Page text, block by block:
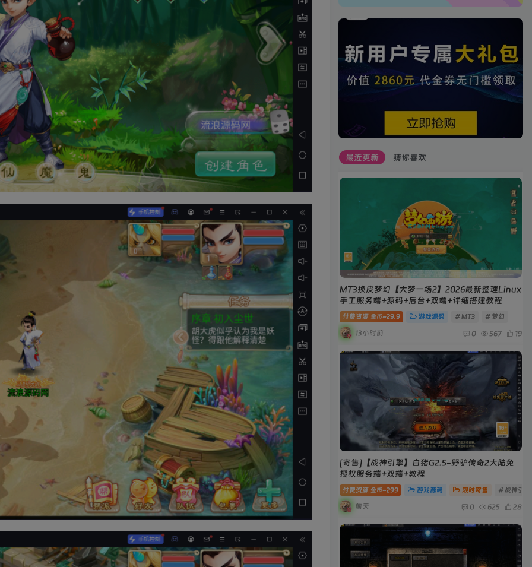
腰也不酸了！
工作也轻松了！
最近更新 猜你喜欢
MT3换皮梦幻【大梦一场2】2026最新整理Linux
手工服务端+源码+后台+双端+详细搭建教程
付费资源 金币~29.9 游戏源码 # MT3 # 梦幻
13小时前 0 567 19
[寄售]【战神引擎】白猪G2.5-野驴传奇2大陆免
授权服务端+双端+教程
付费资源 金币~299 游戏源码 限时寄售 # 战神引擎
前天 0 625 28